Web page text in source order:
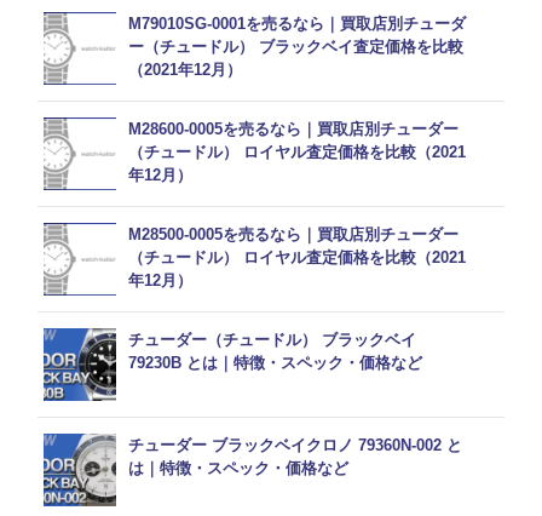
M79010SG-0001を売るなら｜買取店別チューダ
ー（チュードル） ブラックベイ査定価格を比較
（2021年12月）
M28600-0005を売るなら｜買取店別チューダー
（チュードル） ロイヤル査定価格を比較（2021
年12月）
M28500-0005を売るなら｜買取店別チューダー
（チュードル） ロイヤル査定価格を比較（2021
年12月）
チューダー（チュードル） ブラックベイ
79230B とは｜特徴・スペック・価格など
チューダー ブラックベイクロノ 79360N-002 と
は｜特徴・スペック・価格など